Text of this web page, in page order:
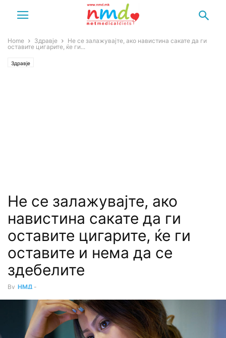
Home Здравје
Не се залажувајте, ако навистина сакате да ги
оставите цигарите, ќе ги...
Здравје
Не се залажувајте, ако
навистина сакате да ги
оставите цигарите, ќе ги
оставите и нема да се
здебелите
By НМД -